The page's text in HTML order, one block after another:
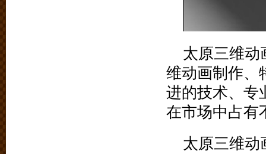
太原三维动
维动画制作、
进的技术、专
在市场中占有
太原三维动